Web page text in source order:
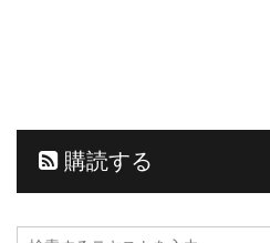
購読する